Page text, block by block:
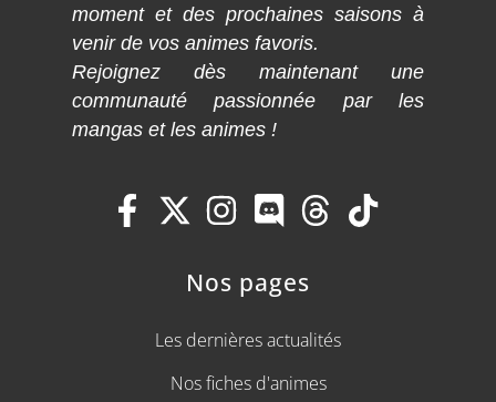
moment et des prochaines saisons à
venir de vos animes favoris.
Rejoignez dès maintenant une
communauté passionnée par les
mangas et les animes !
Nos pages
Les dernières actualités
Nos fiches d'animes